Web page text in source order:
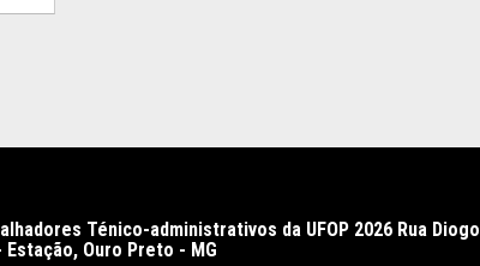
Ténico-administrativos da UFOP 2026 Rua Diogo
Ouro Preto - MG